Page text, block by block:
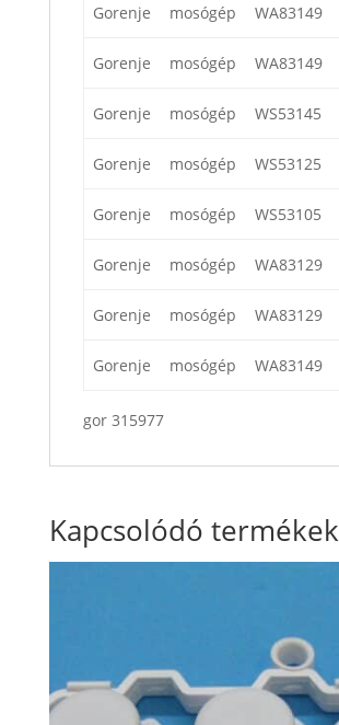
Gorenje mosógép WA83149
Gorenje mosógép WA83149
Gorenje mosógép WS53145
Gorenje mosógép WS53125
Gorenje mosógép WS53105
Gorenje mosógép WA83129
Gorenje mosógép WA83129
Gorenje mosógép WA83149
gor 315977
Kapcsolódó termékek